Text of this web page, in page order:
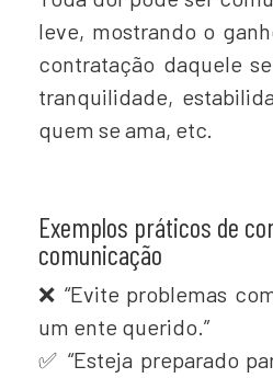
leve, mostrando o
contratação daquele
tranquilidade,
quem se ama, etc.
Exemplos práticos de
comunicação
❌ “Evite problemas
um ente querido.”
✅ “Esteja preparado